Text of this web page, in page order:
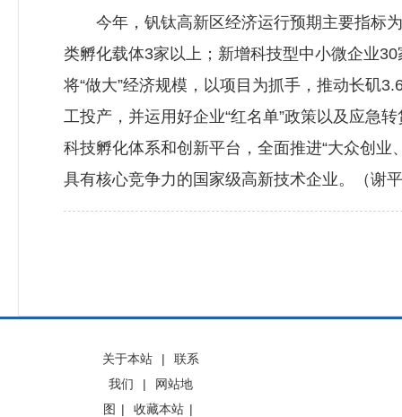
今年，钒钛高新区经济运行预期主要指标为
类孵化载体3家以上；新增科技型中小微企业
将“做大”经济规模，以项目为抓手，推动长矶
工投产，并运用好企业“红名单”政策以及应急
科技孵化体系和创新平台，全面推进“大众创
具有核心竞争力的国家级高新技术企业。（谢
关于本站 |
联系
我们
|
网站地
图 | 收藏本站 |